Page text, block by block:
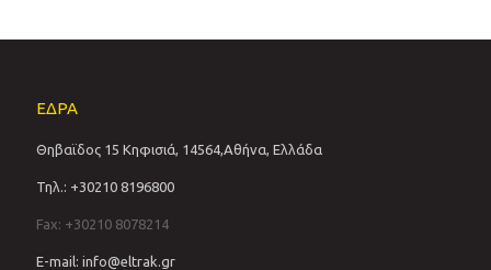
ΕΔΡΑ
Θηβαϊδος 15 Κηφισιά, 14564,Αθήνα, Ελλάδα
Τηλ.: +30210 8196800
Fax: +30210 8078214
E-mail: info@eltrak.gr